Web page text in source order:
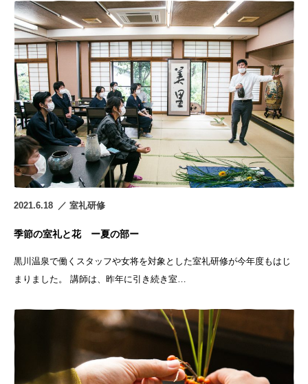
2021.6.18 室礼研修
季節の室礼と花 ー夏の部ー
黒川温泉で働くスタッフや女将を対象とした室礼研修が今年度もはじ
まりました。 講師は、昨年に引き続き室…